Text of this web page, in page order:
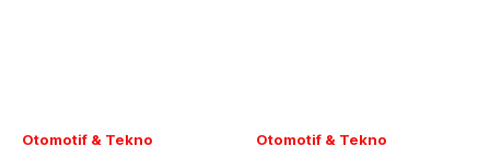
Otomotif & Tekno Otomotif & Tekno